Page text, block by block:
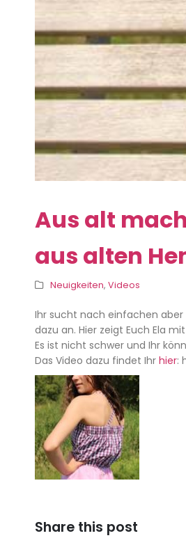
Aus alt
aus alten
Neuigkeiten, Videos
Ihr sucht nach einfachen
dazu an. Hier zeigt Euch Ela
Es ist nicht schwer und Ihr
Das Video dazu findet Ihr hier:
Share this post